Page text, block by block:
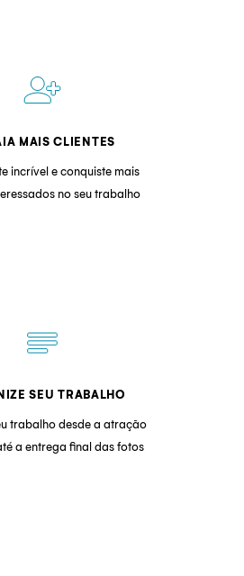
person_add_alt_1
MAIS CLIENTES
incrível e conquiste mais
no seu trabalho
notes
SEU TRABALHO
trabalho desde a atração
a entrega final das fotos